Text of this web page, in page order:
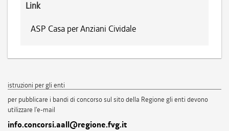
Link
ASP Casa per Anziani Cividale
istruzioni per gli enti
per pubblicare i bandi di concorso sul sito della Regione gli enti devono
utilizzare l'e-mail
info.concorsi.aall@regione.fvg.it